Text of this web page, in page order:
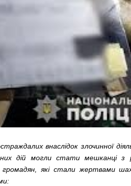
внаслідок злочинної
дій могли стати мешканці з
які стали жертвами